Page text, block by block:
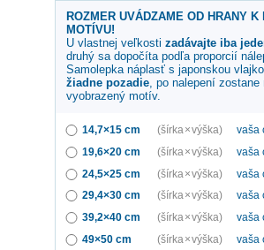
ROZMER UVÁDZAME OD HRANY K
MOTÍVU!
U vlastnej veľkosti zadávajte iba
druhý sa dopočíta podľa proporcií
Samolepka náplasť s japonskou
žiadne pozadie, po nalepení zostane
vyobrazený motív.
14,7×15 cm (šírka × výška) vaša
19,6×20 cm
(šírka × výška) vaša
24,5×25 cm
(šírka × výška) vaša
29,4×30 cm
(šírka × výška) vaša
39,2×40 cm
(šírka × výška) vaša
49×50 cm
(šírka × výška) vaša